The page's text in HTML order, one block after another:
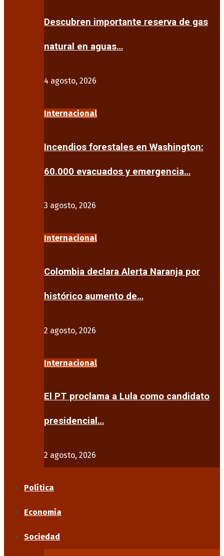
Descubren importante reserva de gas
natural en aguas…
4 agosto, 2026
Internacional
Incendios forestales en Washington:
60.000 evacuados y emergencia…
3 agosto, 2026
Internacional
Colombia declara Alerta Naranja por
histórico aumento de…
2 agosto, 2026
Internacional
El PT proclama a Lula como candidato
presidencial…
2 agosto, 2026
Política
Economía
Sociedad